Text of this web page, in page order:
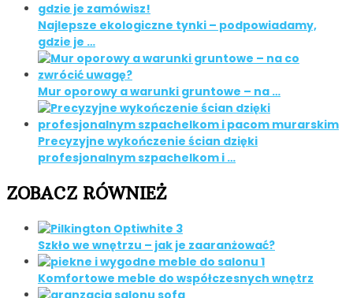
Najlepsze ekologiczne tynki – podpowiadamy,
gdzie je …
Mur oporowy a warunki gruntowe – na …
Precyzyjne wykończenie ścian dzięki
profesjonalnym szpachelkom i …
ZOBACZ RÓWNIEŻ
Szkło we wnętrzu – jak je zaaranżować?
Komfortowe meble do współczesnych wnętrz